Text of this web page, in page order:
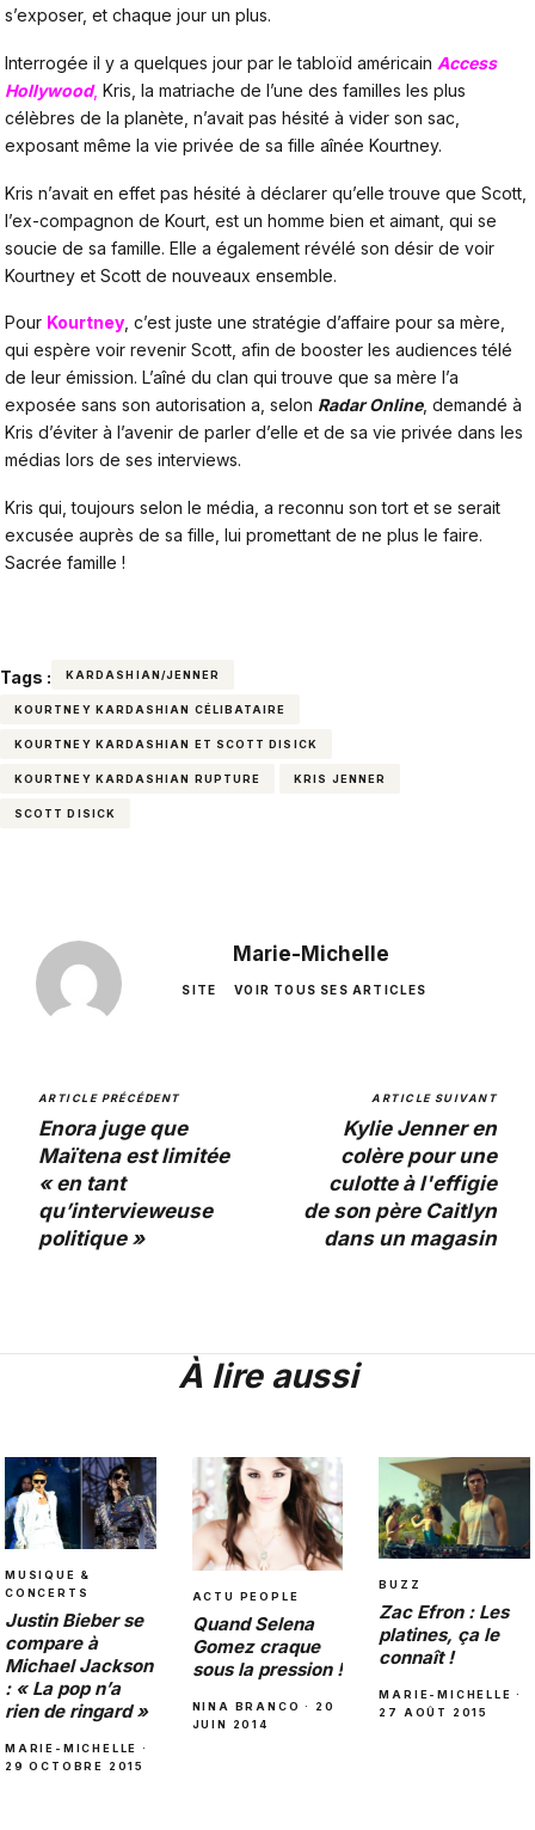
s’exposer, et chaque jour un plus.
Interrogée il y a quelques jour par le tabloïd américain Access
Hollywood, Kris, la matriache de l’une des familles les plus
célèbres de la planète, n’avait pas hésité à vider son sac,
exposant même la vie privée de sa fille aînée Kourtney.
Kris n’avait en effet pas hésité à déclarer qu’elle trouve que Scott,
l’ex-compagnon de Kourt, est un homme bien et aimant, qui se
soucie de sa famille. Elle a également révélé son désir de voir
Kourtney et Scott de nouveaux ensemble.
Pour Kourtney , c’est juste une stratégie d’affaire pour sa mère,
qui espère voir revenir Scott, afin de booster les audiences télé
de leur émission. L’aîné du clan qui trouve que sa mère l’a
exposée sans son autorisation a, selon Radar Online, demandé à
Kris d’éviter à l’avenir de parler d’elle et de sa vie privée dans les
médias lors de ses interviews.
Kris qui, toujours selon le média, a reconnu son tort et se serait
excusée auprès de sa fille, lui promettant de ne plus le faire.
Sacrée famille !
Tags : KARDASHIAN/JENNER
KOURTNEY KARDASHIAN CÉLIBATAIRE
KOURTNEY KARDASHIAN ET SCOTT DISICK
KOURTNEY KARDASHIAN RUPTURE KRIS JENNER
SCOTT DISICK
Marie-Michelle
SITE VOIR TOUS SES ARTICLES
ARTICLE PRÉCÉDENT
Enora juge que
Maïtena est limitée
« en tant
qu’intervieweuse
politique »
ARTICLE SUIVANT
Kylie Jenner en
colère pour une
culotte à l'effigie
de son père Caitlyn
dans un magasin
À lire aussi
MUSIQUE &
CONCERTS
Justin Bieber se
compare à
Michael Jackson
: « La pop n’a
rien de ringard »
MARIE-MICHELLE ·
29 OCTOBRE 2015
ACTU PEOPLE
Quand Selena
Gomez craque
sous la pression !
NINA BRANCO · 20
JUIN 2014
BUZZ
Zac Efron : Les
platines, ça le
connaît !
MARIE-MICHELLE ·
27 AOÛT 2015